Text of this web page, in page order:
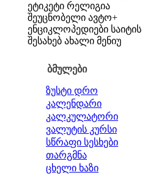
ეტიკეტი რელიგია
შეუცნობელი ავტო+
ენციკლოპედიები საიტის
შესახებ ახალი მენიუ
ბმულები
ზუსტი დრო
კალენდარი
კალკულატორი
ვალუტის კურსი
სწრაფი სესხები
თარგმნა
ცხელი ხაზი